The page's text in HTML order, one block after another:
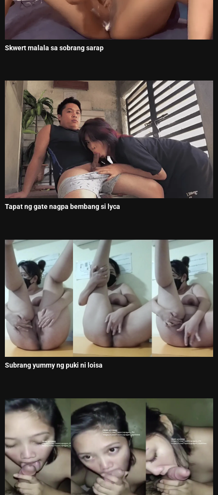
Skwert malala sa sobrang sarap
Tapat ng gate nagpa bembang si lyca
Subrang yummy ng puki ni loisa